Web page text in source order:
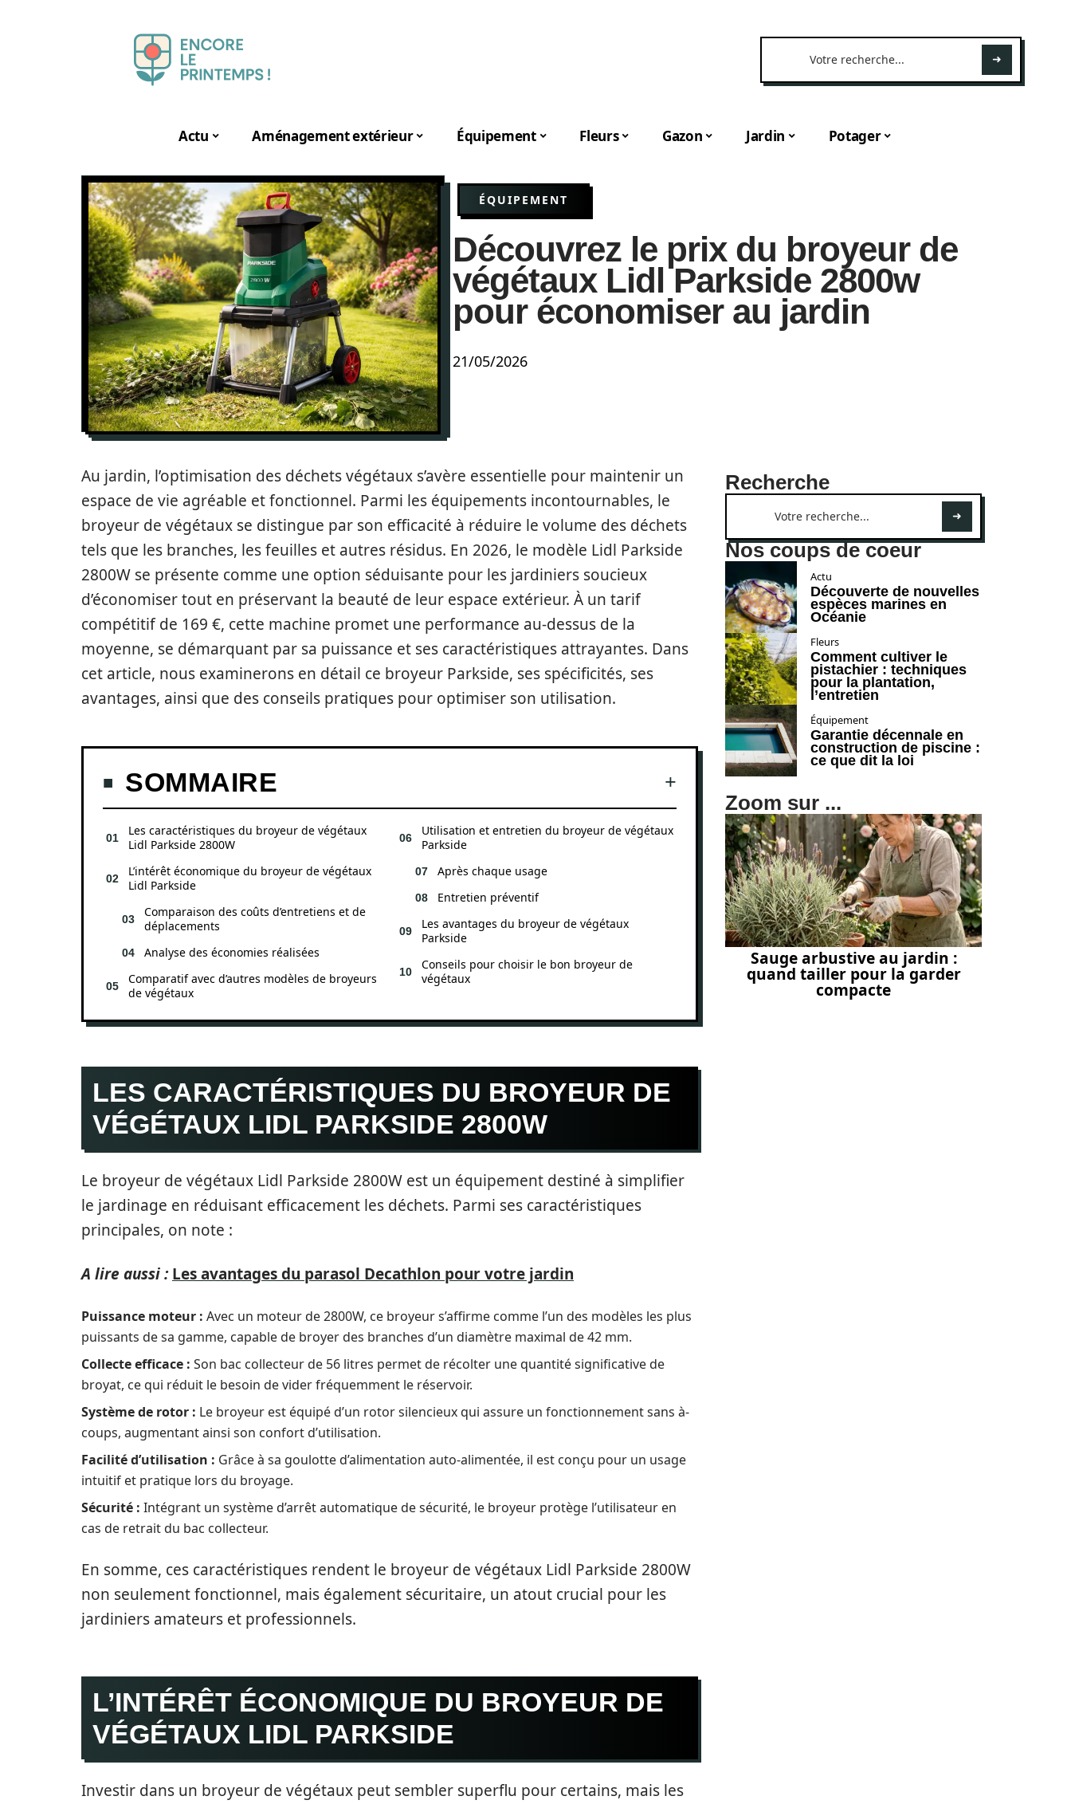
Actu Aménagement extérieur Équipement Fleurs Gazon Jardin Potager
ÉQUIPEMENT
Découvrez le prix du broyeur de
végétaux Lidl Parkside 2800w
pour économiser au jardin
21/05/2026
Au jardin, l’optimisation des déchets végétaux s’avère essentielle pour maintenir un
espace de vie agréable et fonctionnel. Parmi les équipements incontournables, le
broyeur de végétaux se distingue par son efficacité à réduire le volume des déchets
tels que les branches, les feuilles et autres résidus. En 2026, le modèle Lidl Parkside
2800W se présente comme une option séduisante pour les jardiniers soucieux
d’économiser tout en préservant la beauté de leur espace extérieur. À un tarif
compétitif de 169 €, cette machine promet une performance au-dessus de la
moyenne, se démarquant par sa puissance et ses caractéristiques attrayantes. Dans
cet article, nous examinerons en détail ce broyeur Parkside, ses spécificités, ses
avantages, ainsi que des conseils pratiques pour optimiser son utilisation.
SOMMAIRE
Les caractéristiques du broyeur de végétaux
Lidl Parkside 2800W
L’intérêt économique du broyeur de végétaux
Lidl Parkside
Comparaison des coûts d’entretiens et de
déplacements
Analyse des économies réalisées
Comparatif avec d’autres modèles de broyeurs
de végétaux
Utilisation et entretien du broyeur de végétaux
Parkside
Après chaque usage
Entretien préventif
Les avantages du broyeur de végétaux
Parkside
Conseils pour choisir le bon broyeur de
végétaux
LES CARACTÉRISTIQUES DU BROYEUR DE
VÉGÉTAUX LIDL PARKSIDE 2800W
Le broyeur de végétaux Lidl Parkside 2800W est un équipement destiné à simplifier
le jardinage en réduisant efficacement les déchets. Parmi ses caractéristiques
principales, on note :
A lire aussi : Les avantages du parasol Decathlon pour votre jardin
Puissance moteur : Avec un moteur de 2800W, ce broyeur s’affirme comme l’un des modèles les plus
puissants de sa gamme, capable de broyer des branches d’un diamètre maximal de 42 mm.
Collecte efficace : Son bac collecteur de 56 litres permet de récolter une quantité significative de
broyat, ce qui réduit le besoin de vider fréquemment le réservoir.
Système de rotor : Le broyeur est équipé d’un rotor silencieux qui assure un fonctionnement sans à-
coups, augmentant ainsi son confort d’utilisation.
Facilité d’utilisation : Grâce à sa goulotte d’alimentation auto-alimentée, il est conçu pour un usage
intuitif et pratique lors du broyage.
Sécurité : Intégrant un système d’arrêt automatique de sécurité, le broyeur protège l’utilisateur en
cas de retrait du bac collecteur.
En somme, ces caractéristiques rendent le broyeur de végétaux Lidl Parkside 2800W
non seulement fonctionnel, mais également sécuritaire, un atout crucial pour les
jardiniers amateurs et professionnels.
L’INTÉRÊT ÉCONOMIQUE DU BROYEUR DE
VÉGÉTAUX LIDL PARKSIDE
Investir dans un broyeur de végétaux peut sembler superflu pour certains, mais les
Recherche
Nos coups de coeur
Actu
Découverte de nouvelles
espèces marines en
Océanie
Fleurs
Comment cultiver le
pistachier : techniques
pour la plantation,
l’entretien
Équipement
Garantie décennale en
construction de piscine :
ce que dit la loi
Zoom sur ...
Sauge arbustive au jardin :
quand tailler pour la garder
compacte